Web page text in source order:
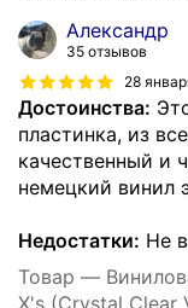
Александр
35 отзывов
28
Достоинства:
пластинка, из
качественный и
немецкий винил
Недостатки: Не
Товар —